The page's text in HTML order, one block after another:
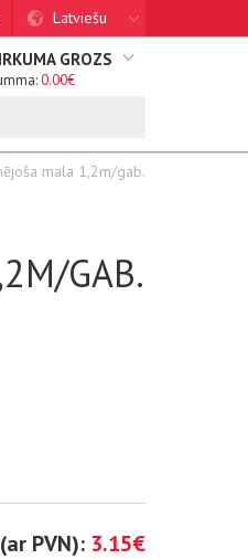
Latviešu
GROZS
0.00€
mala 1,2m/gab.
GAB.
PVN): 3.15€